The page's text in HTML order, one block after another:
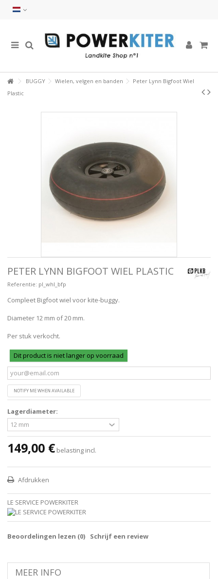
BUGGY Wielen, velgen en banden
Peter Lynn Bigfoot Wiel
Plastic
PETER LYNN BIGFOOT WIEL PLASTIC
Referentie: pl_whl_bfp
Compleet Bigfoot wiel voor kite-buggy.
Diameter 12 mm of 20 mm.
Per stuk verkocht.
Dit product is niet langer op voorraad
NOTIFY ME WHEN AVAILABLE
Lagerdiameter:
149,00 € belasting incl.
Afdrukken
LE SERVICE POWERKITER
Beoordelingen lezen (0) Schrijf een review
MEER INFO